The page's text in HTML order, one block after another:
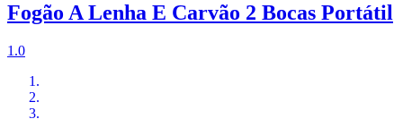
Fogão A Lenha E Carvão 2 Bocas Portátil
1.0